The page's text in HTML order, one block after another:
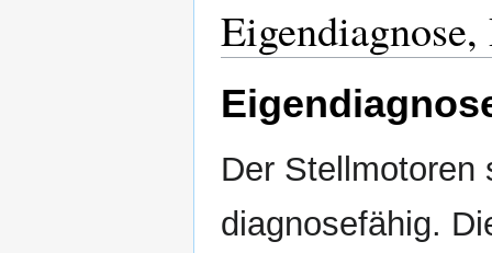
Der
diagnosefähig.